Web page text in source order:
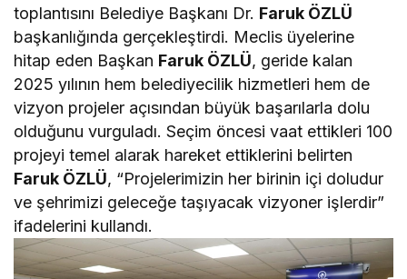
toplantısını Belediye Başkanı Dr. Faruk ÖZLÜ
başkanlığında gerçekleştirdi. Meclis üyelerine
hitap eden Başkan Faruk ÖZLÜ, geride kalan
2025 yılının hem belediyecilik hizmetleri hem de
vizyon projeler açısından büyük başarılarla dolu
olduğunu vurguladı. Seçim öncesi vaat ettikleri 100
projeyi temel alarak hareket ettiklerini belirten
Faruk ÖZLÜ, “Projelerimizin her birinin içi doludur
ve şehrimizi geleceğe taşıyacak vizyoner işlerdir”
ifadelerini kullandı.